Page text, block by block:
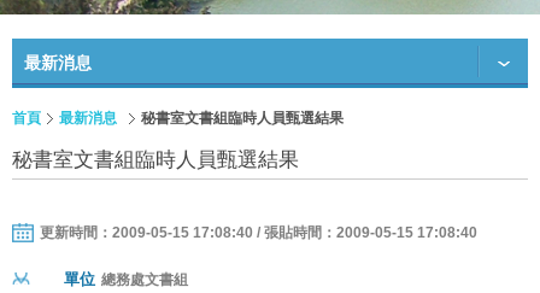
最新消息
首頁 最新消息 秘書室文書組臨時人員甄選結果
秘書室文書組臨時人員甄選結果
更新時間：2009-05-15 17:08:40 / 張貼時間：2009-05-15 17:08:40
單位 總務處文書組